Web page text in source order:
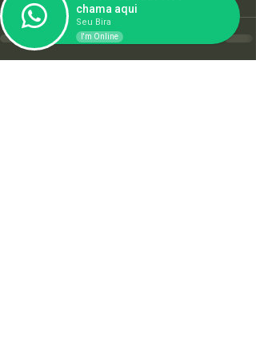
chama aqui
Seu Bira
I'm Online